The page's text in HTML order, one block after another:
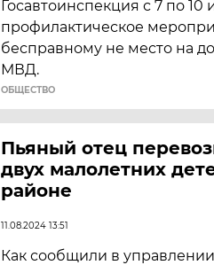
Госавтоинспекция с 7 по
профилактическое
бесправному не место на
МВД.
ОБЩЕСТВО
Пьяный отец
двух малолетних
районе
11.08.2024 13:51
Как сообщили в